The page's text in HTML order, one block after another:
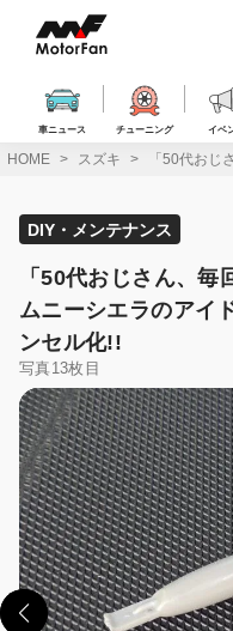
ス
車ニュース チューニング イベ
HOME スズキ 「50代おじ
DIY・メンテナンス
「50代おじさん、
ムニーシエラのアイ
ンセル化!!
写真13枚目